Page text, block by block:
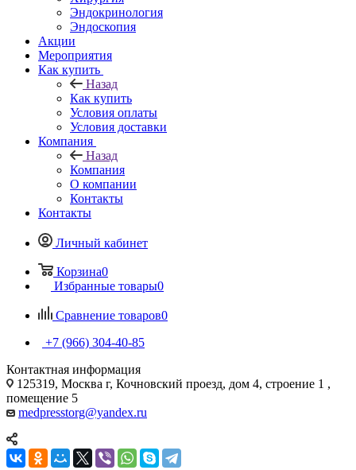
Эндокринология
Эндоскопия
Акции
Мероприятия
Как купить
Назад
Как купить
Условия оплаты
Условия доставки
Компания
Назад
Компания
О компании
Контакты
Контакты
Личный кабинет
Корзина0
Избранные товары0
Сравнение товаров0
+7 (966) 304-40-85
Контактная информация
125319, Москва г, Кочновский проезд, дом 4, строение 1 ,
помещение 5
medpresstorg@yandex.ru